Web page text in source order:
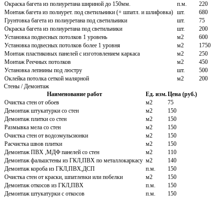
Окраска багета из полиуретана шириной до 150мм.
п.м.
220
Монтаж багета из полиурет. под светильники (+ шпатл. и шлифовка) шт.
680
Грунтовка багета из полиуретана под светильники
шт.
75
Окраска багета из полиуретана под светильники
шт.
200
Установка подвесных потолков 1 уровень
м2
600
Установка подвесных потолков более 1 уровня
м2
1750
Монтаж пластиковых панелей с изготовлением каркаса
м2
250
Монтаж Реечных потолков
м2
450
Установка лепнины под люстру
шт.
500
Оклейка потолка сеткой малярной
м2
200
Стены / Демонтаж
Наименование работ
Ед. изм.Цена (руб.)
Очистка стен от обоев
м2
75
Демонтаж штукатурки со стен
м2
150
Демонтаж плитки со стен
м2
150
Размывка мела со стен
м2
150
Очистка стен от водоэмульсионки
м2
150
Расчистка швов плитки
м2
150
Демонтаж ПВХ ,МДФ панелей со стен
м2
110
Демонтаж фальшстены из ГКЛ,ПВХ по металлокаркасу м2
140
Демонтаж короба из ГКЛ,ПВХ,ДСП
п.м.
150
Очистка стен от краски, шпатлевки или побелки
м2
150
Демонтаж откосов из ГКЛ,ПВХ
п.м.
150
Демонтаж штукатурки с откосов
п.м.
150